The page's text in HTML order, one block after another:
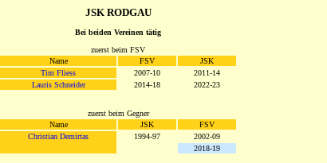
JSK RODGAU
Bei beiden Vereinen tätig
zuerst beim FSV
Name
FSV
JSK
Tim Fliess
2007-10
2011-14
Lauris Schneider
2014-18 2022-23
zuerst beim Gegner
Name
JSK
FSV
Christian Demirtas
1994-97
2002-09
2018-19